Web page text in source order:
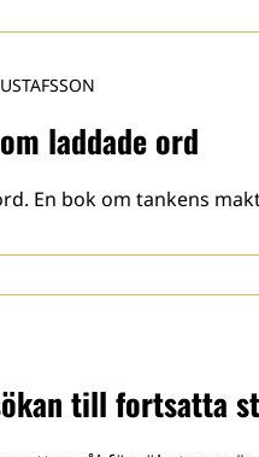
laddade ord
En bok om tankens
till fortsatta